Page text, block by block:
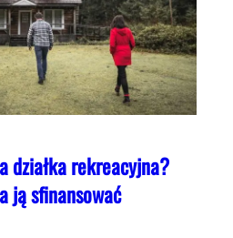
działka rekreacyjna?
ją sfinansować